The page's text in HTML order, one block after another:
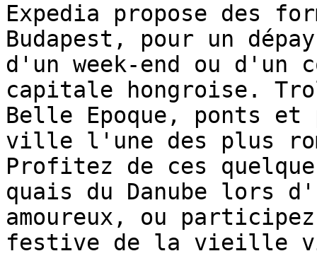
Expedia propose des
Budapest, pour un
d'un week-end ou d'un
capitale hongroise.
Belle Epoque, ponts
ville l'une des plus
Profitez de ces
quais du Danube lors
amoureux, ou
festive de la